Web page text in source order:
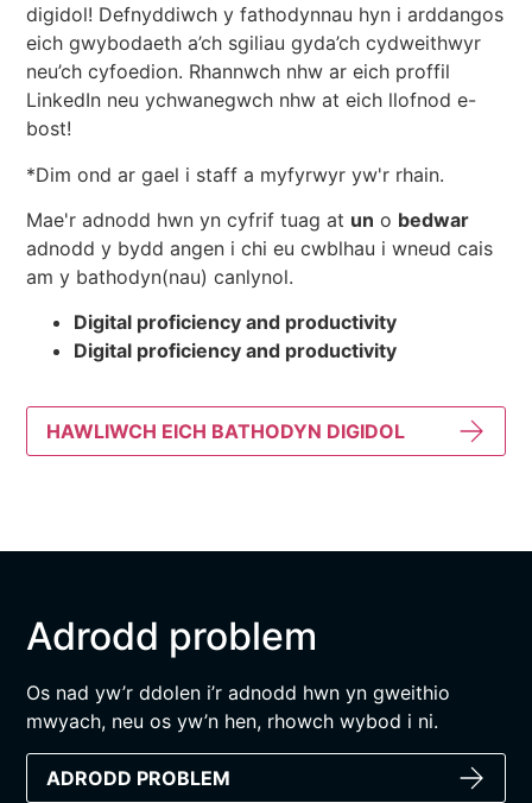
digidol! Defnyddiwch y fathodynnau hyn i arddangos
eich gwybodaeth a’ch sgiliau gyda’ch cydweithwyr
neu’ch cyfoedion. Rhannwch nhw ar eich proffil
LinkedIn neu ychwanegwch nhw at eich llofnod e-
bost!
*Dim ond ar gael i staff a myfyrwyr yw'r rhain.
Mae'r adnodd hwn yn cyfrif tuag at un o bedwar
adnodd y bydd angen i chi eu cwblhau i wneud cais
am y bathodyn(nau) canlynol.
Digital proficiency and productivity
Digital proficiency and productivity
HAWLIWCH EICH BATHODYN DIGIDOL
Adrodd problem
Os nad yw’r ddolen i’r adnodd hwn yn gweithio
mwyach, neu os yw’n hen, rhowch wybod i ni.
ADRODD PROBLEM